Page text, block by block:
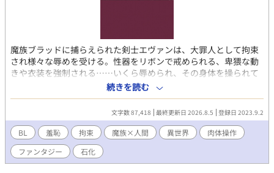
魔族ブラッドに捕らえられた剣士エヴァンは、大罪人として拘束
され様々な辱めを受ける。性器をリボンで戒められる、卑猥な動
きや衣装を強制される……いくら辱められ、その身体を操られて
も、心を壊す事すら許されないまま魔法で快楽を押し付けられる
エヴァン。更にブラッドにはある思惑があり……。 表紙：湯弐さ
ん（https://www.pixiv.net/users/3989101）
続きを読む
文字数 87,418 最終更新日 2026.8.5 登録日 2023.9.2
BL 羞恥 拘束 魔族×人間 異世界
肉体操作
ファンタジー
石化